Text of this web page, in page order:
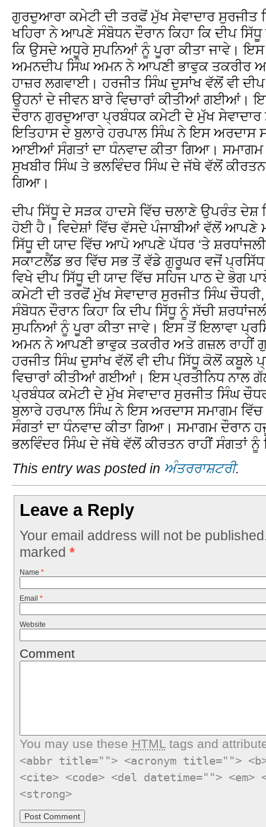
ਗੁਰਦੁਆਰਾ ਕਮੇਟੀ ਦੀ ਤਰਫੋਂ ਮੁੱਖ ਸੇਵਾਦਾਰ ਸੁਰਜੀਤ
ਖਹਿਰਾ ਨੇ ਆਪਣੇ ਸੰਬੋਧਨ ਦੌਰਾਨ ਕਿਹਾ ਕਿ ਦੀਪ
ਕਿ ਉਸਦੇ ਅਧੂਰੇ ਸੁਪਨਿਆਂ ਨੂੰ ਪੂਰਾ ਕੀਤਾ ਜਾਵੇ।
ਅਮਨਦੀਪ ਸਿੰਘ ਅਮਨ ਨੇ ਆਪਣੀ ਭਾਵੁਕ ਤਕਰੀਰ
ਹਾਜ਼ਰ ਲਗਵਾਈ। ਹਰਜੀਤ ਸਿੰਘ ਦੁਸਾਂਖ ਵੱਲੋਂ ਵੀ
ਉਹਨਾਂ ਦੇ ਜੀਵਨ ਬਾਰੇ ਵਿਚਾਰਾਂ ਕੀਤੀਆਂ ਗਈਆਂ।
ਦੌਰਾਨ ਗੁਰਦੁਆਰਾ ਪ੍ਰਬੰਧਕ ਕਮੇਟੀ ਦੇ ਮੁੱਖ
ਇਤਿਹਾਸ ਦੇ ਬੁਲਾਰੇ ਹਰਪਾਲ ਸਿੰਘ ਨੇ ਇਸ ਅਰਦਾਸ
ਆਈਆਂ ਸੰਗਤਾਂ ਦਾ ਧੰਨਵਾਦ ਕੀਤਾ ਗਿਆ। ਸਮਾਗਮ
ਸੁਖਬੀਰ ਸਿੰਘ ਤੇ ਭਲਵਿੰਦਰ ਸਿੰਘ ਦੇ ਜੱਥੇ ਵੱਲੋਂ ਕੀਰਤਨ
ਗਿਆ।
ਦੀਪ ਸਿੱਧੂ ਦੇ ਸੜਕ ਹਾਦਸੇ ਵਿੱਚ ਚਲਾਣੇ ਉਪਰੰਤ ਦੇਸ਼
ਹੋਈ ਹੈ। ਵਿਦੇਸ਼ਾਂ ਵਿੱਚ ਵੱਸਦੇ ਪੰਜਾਬੀਆਂ ਵੱਲੋਂ ਆਪਣੇ
ਸਿੱਧੂ ਦੀ ਯਾਦ ਵਿੱਚ ਆਪੋ ਆਪਣੇ ਪੱਧਰ ‘ਤੇ
ਸਕਾਟਲੈਂਡ ਭਰ ਵਿੱਚ ਸਭ ਤੋਂ ਵੱਡੇ ਗੁਰੂਘਰ ਵਜੋਂ
ਵਿਖੇ ਦੀਪ ਸਿੱਧੂ ਦੀ ਯਾਦ ਵਿੱਚ ਸਹਿਜ ਪਾਠ ਦੇ
ਕਮੇਟੀ ਦੀ ਤਰਫੋਂ ਮੁੱਖ ਸੇਵਾਦਾਰ ਸੁਰਜੀਤ ਸਿੰਘ
ਸੰਬੋਧਨ ਦੌਰਾਨ ਕਿਹਾ ਕਿ ਦੀਪ ਸਿੱਧੂ ਨੂੰ ਸੱਚੀ
ਸੁਪਨਿਆਂ ਨੂੰ ਪੂਰਾ ਕੀਤਾ ਜਾਵੇ। ਇਸ ਤੋਂ ਇਲਾਵਾ
ਅਮਨ ਨੇ ਆਪਣੀ ਭਾਵੁਕ ਤਕਰੀਰ ਅਤੇ ਗਜ਼ਲ ਰਾਹੀਂ
ਹਰਜੀਤ ਸਿੰਘ ਦੁਸਾਂਖ ਵੱਲੋਂ ਵੀ ਦੀਪ ਸਿੱਧੂ ਕੋਲੋਂ ਕਬੂਲੇ
ਵਿਚਾਰਾਂ ਕੀਤੀਆਂ ਗਈਆਂ। ਇਸ ਪ੍ਰਤੀਨਿਧ ਨਾਲ
ਪ੍ਰਬੰਧਕ ਕਮੇਟੀ ਦੇ ਮੁੱਖ ਸੇਵਾਦਾਰ ਸੁਰਜੀਤ ਸਿੰਘ
ਬੁਲਾਰੇ ਹਰਪਾਲ ਸਿੰਘ ਨੇ ਇਸ ਅਰਦਾਸ ਸਮਾਗਮ
ਸੰਗਤਾਂ ਦਾ ਧੰਨਵਾਦ ਕੀਤਾ ਗਿਆ। ਸਮਾਗਮ ਦੌਰਾਨ
ਭਲਵਿੰਦਰ ਸਿੰਘ ਦੇ ਜੱਥੇ ਵੱਲੋਂ ਕੀਰਤਨ ਰਾਹੀਂ ਸੰਗਤਾਂ ਨੂੰ
This entry was posted in ਅੰਤਰਰਾਸ਼ਟਰੀ.
Leave a Reply
Your email address will not be
marked *
Name *
Email *
Website
Comment
You may use these HTMLtags and
<abbr title=""> <acronym title="">
<cite> <code> <del datetime="">
<strong>